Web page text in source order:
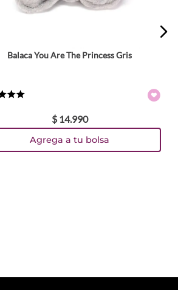
Balaca You Are The Princess Gris
$ 14.990
Agrega a tu bolsa